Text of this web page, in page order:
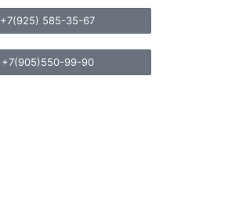
+7(925) 585-35-67
+7(905)550-99-90